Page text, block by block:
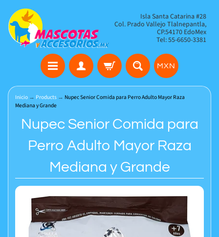
Isla Santa Catarina #28
Col. Prado Vallejo Tlalnepantla,
CP.54170 EdoMex
Tel: 55-6650-3381
MXN
Inicio → Products → Nupec Senior Comida para Perro Adulto Mayor Raza
Mediana y Grande
Nupec Senior Comida para
Perro Adulto Mayor Raza
Mediana y Grande